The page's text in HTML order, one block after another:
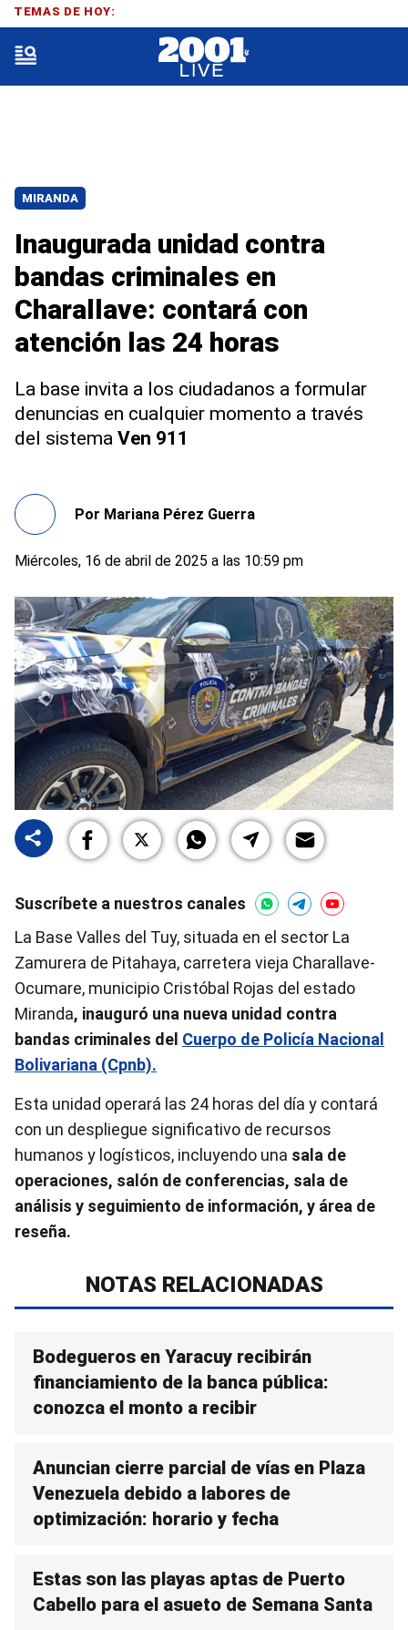
MIRANDA
Inaugurada unidad contra
bandas criminales en
Charallave: contará con
atención las 24 horas
La base invita a los ciudadanos a formular
denuncias en cualquier momento a través
del sistema Ven 911
Por Mariana Pérez Guerra
Miércoles, 16 de abril de 2025 a las 10:59 pm
Suscríbete a nuestros canales
La Base Valles del Tuy, situada en el sector La
Zamurera de Pitahaya, carretera vieja Charallave-
Ocumare, municipio Cristóbal Rojas del estado
Miranda, inauguró una nueva unidad contra
bandas criminales del Cuerpo de Policía Nacional
Bolivariana (Cpnb).
Esta unidad operará las 24 horas del día y contará
con un despliegue significativo de recursos
humanos y logísticos, incluyendo una sala de
operaciones, salón de conferencias, sala de
análisis y seguimiento de información, y área de
reseña.
NOTAS RELACIONADAS
Bodegueros en Yaracuy recibirán
financiamiento de la banca pública:
conozca el monto a recibir
Anuncian cierre parcial de vías en Plaza
Venezuela debido a labores de
optimización: horario y fecha
Estas son las playas aptas de Puerto
Cabello para el asueto de Semana Santa
TEMAS DE HOY: